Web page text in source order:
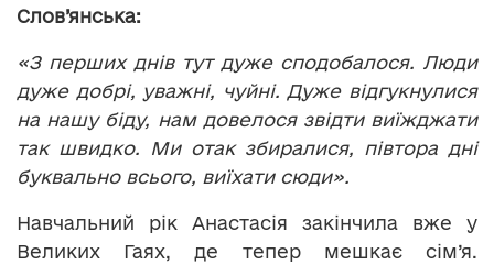
Слов’янська:
«З перших днів тут дуже сподобалося. Люди
дуже добрі, уважні, чуйні. Дуже відгукнулися
на нашу біду, нам довелося звідти виїжджати
так швидко. Ми отак збиралися, півтора дні
буквально всього, виїхати сюди».
Навчальний рік Анастасія закінчила вже у
Великих Гаях, де тепер мешкає сім’я.